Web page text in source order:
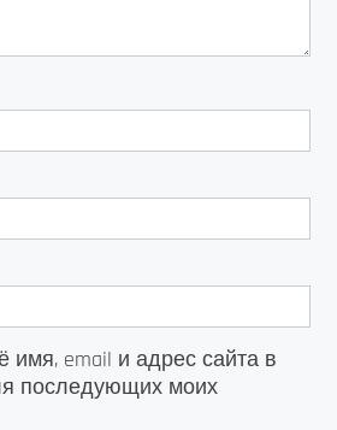
имя, email и адрес сайта в
последующих моих